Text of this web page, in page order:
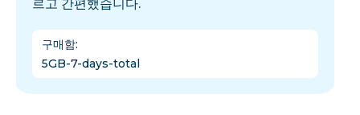
르고 간편했습니다.
구매함:
5GB-7-days-total